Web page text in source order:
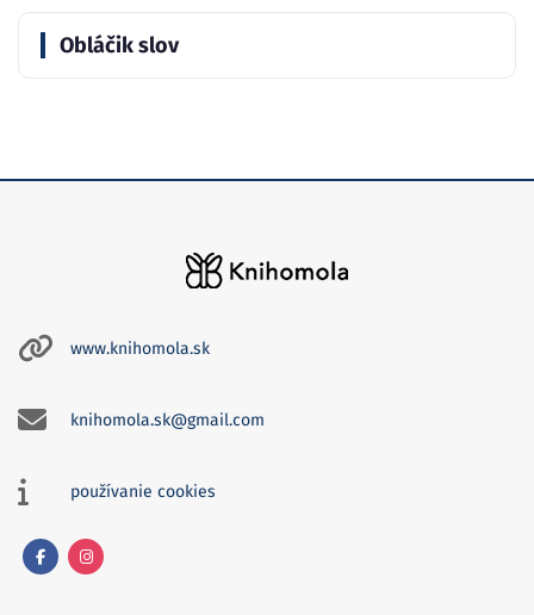
Obláčik slov
www.knihomola.sk
knihomola.sk@gmail.com
používanie cookies